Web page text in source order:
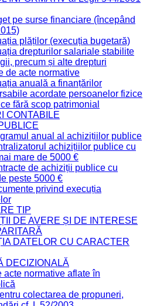
pe surse financiare (începând
plăților (execuția bugetară)
drepturilor salariale stabilite
precum și alte drepturi
de acte normative
anuală a finanțărilor
acordate persoanelor fizice
fără scop patrimonial
CONTABILE
anual al achizițiilor publice
achizițiilor publice cu
mare de 5000 €
de achiziții publice cu
peste 5000 €
privind execuția
TIP
DE AVERE ȘI DE INTERESE
DATELOR CU CARACTER
DECIZIONALĂ
acte normative aflate în
colectarea de propuneri,